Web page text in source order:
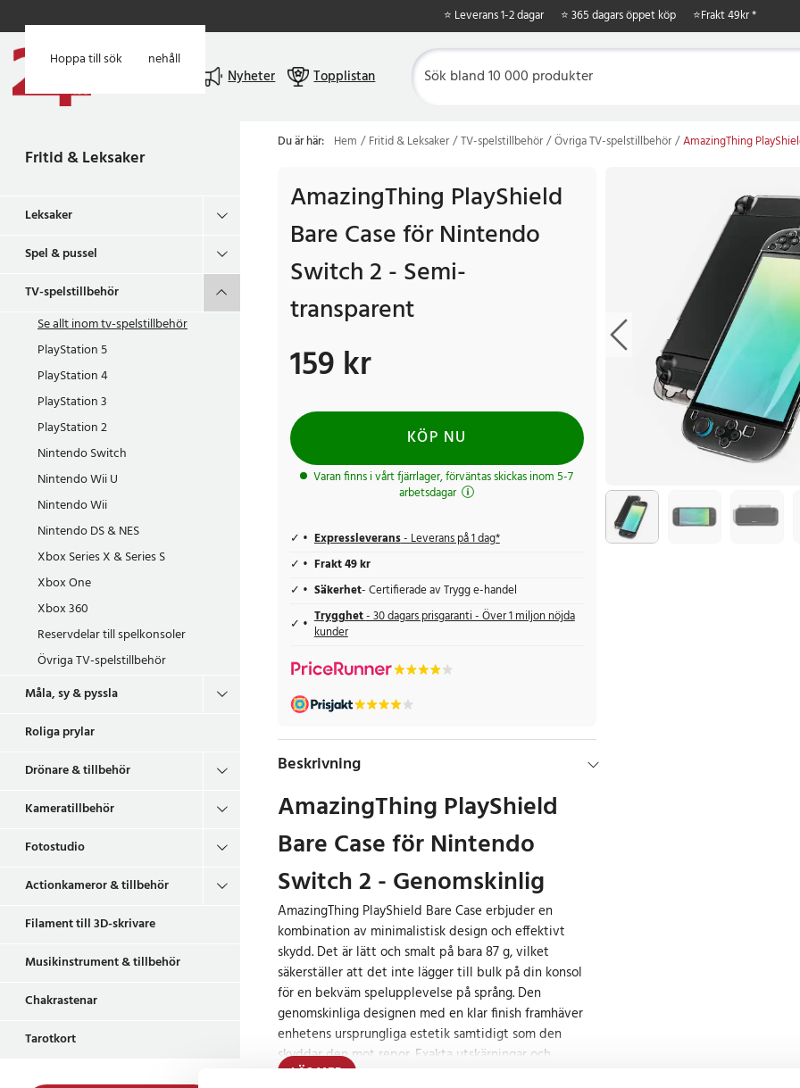
Hoppa till huvudinnehåll
Hoppa till sök
⭐ Leverans 1-2 dagar ⭐ 365 dagars öppet köp ⭐Frakt 49kr *
Nyheter Topplistan
Fritid & Leksaker
Leksaker
Spel & pussel
TV-spelstillbehör
Se allt inomtv-spelstillbehör
PlayStation 5
PlayStation 4
PlayStation 3
PlayStation 2
Nintendo Switch
Nintendo Wii U
Nintendo Wii
Nintendo DS & NES
Xbox Series X & Series S
Xbox One
Xbox 360
Reservdelar till spelkonsoler
Övriga TV-spelstillbehör
Måla, sy & pyssla
Roliga prylar
Drönare & tillbehör
Kameratillbehör
Fotostudio
Actionkameror & tillbehör
Filament till 3D-skrivare
Musikinstrument & tillbehör
Chakrastenar
Tarotkort
Du är här: Hem Fritid & Leksaker TV-spelstillbehör Övriga TV-spelstillbehör AmazingThing
AmazingThing PlayShield
Bare Case för Nintendo
Switch 2 - Semi-
transparent
Pris:159 kr
159 kr
KÖP NU
Varan finns i vårt fjärrlager, förväntas skickas inom 5-7
arbetsdagar
Expressleverans- Leverans på 1 dag*
Frakt 49 kr
Säkerhet- Certifierade av Trygg e-handel
Trygghet- 30 dagars prisgaranti - Över 1 miljon nöjda
kunder
Beskrivning
AmazingThing PlayShield
Bare Case för Nintendo
Switch 2 - Genomskinlig
AmazingThing PlayShield Bare Case erbjuder en
kombination av minimalistisk design och effektivt
skydd. Det är lätt och smalt på bara 87 g, vilket
säkerställer att det inte lägger till bulk på din konsol
för en bekväm spelupplevelse på språng. Den
genomskinliga designen med en klar finish framhäver
enhetens ursprungliga estetik samtidigt som den
skyddar den mot repor. Exakta utskärningar och
kompatibilitet med dockningssystem ger full
LÄS MER